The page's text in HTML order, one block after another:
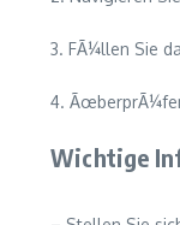
3. FÃ¼llen Sie
4.
Wichtige